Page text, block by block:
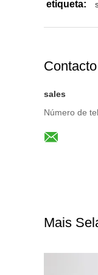
etiqueta:
Contacto
sales
Número de
Mais